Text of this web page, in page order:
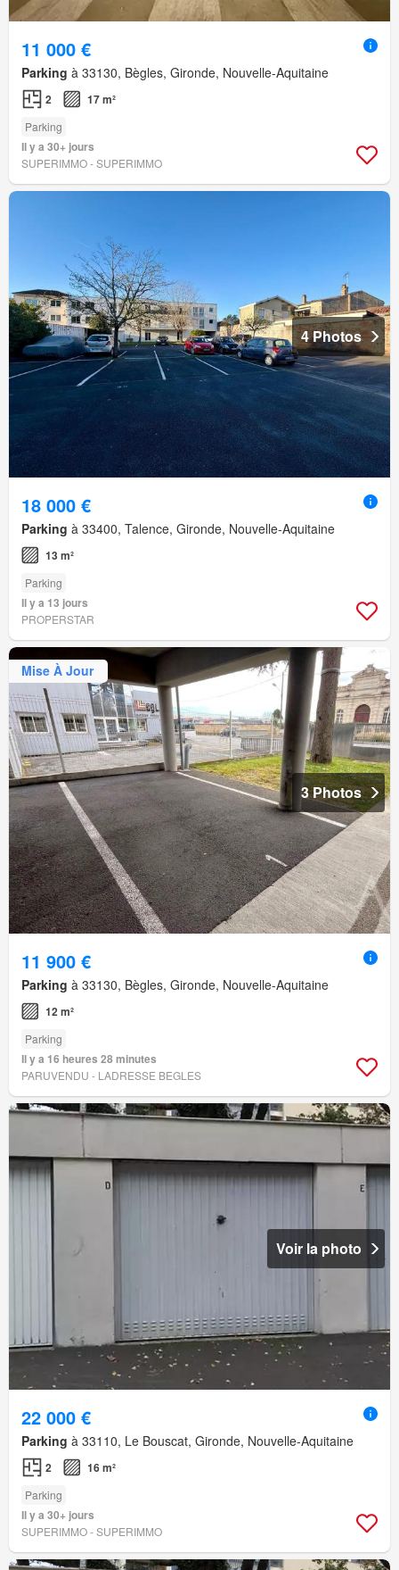
11 000 €
Parking à 33130, Bègles, Gironde, Nouvelle-Aquitaine
2 17 m²
Parking
Il y a 30+ jours
SUPERIMMO - SUPERIMMO
4 Photos
18 000 €
Parking à 33400, Talence, Gironde, Nouvelle-Aquitaine
13 m²
Parking
Il y a 13 jours
PROPERSTAR
Mise À Jour
3 Photos
11 900 €
Parking à 33130, Bègles, Gironde, Nouvelle-Aquitaine
12 m²
Parking
Il y a 16 heures 28 minutes
PARUVENDU - LADRESSE BEGLES
Voir la photo
22 000 €
Parking à 33110, Le Bouscat, Gironde, Nouvelle-Aquitaine
2 16 m²
Parking
Il y a 30+ jours
SUPERIMMO - SUPERIMMO